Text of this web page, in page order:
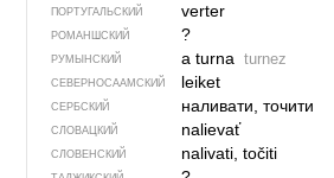
ПОРТУГАЛЬСКИЙ verter
РОМАНШСКИЙ ?
РУМЫНСКИЙ a turna turnez
СЕВЕР­НО­СА­АМ­СКИЙ leiket
СЕРБСКИЙ наливати, точити
СЛОВАЦКИЙ nalievať
СЛОВЕНСКИЙ nalivati, točiti